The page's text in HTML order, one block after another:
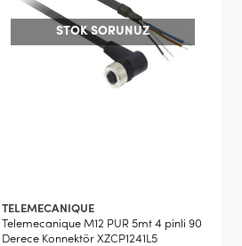
STOK SORUNUZ
TELEMECANIQUE
Telemecanique M12 PUR 5mt 4 pinli 90
Derece Konnektör XZCP1241L5